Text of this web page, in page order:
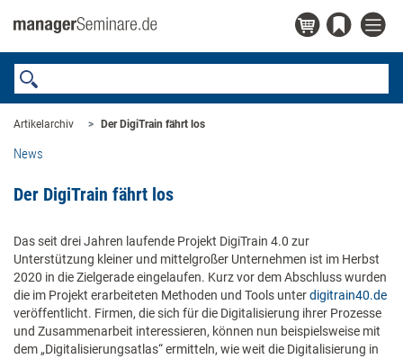
Artikelarchiv Der DigiTrain fährt los
News
Der DigiTrain fährt los
Das seit drei Jahren laufende Projekt DigiTrain 4.0 zur
Unterstützung kleiner und mittelgroßer Unternehmen ist im Herbst
2020 in die Zielgerade eingelaufen. Kurz vor dem Abschluss wurden
die im Projekt erarbeiteten Methoden und Tools unterdigitrain40.de
veröffentlicht. Firmen, die sich für die Digitalisierung ihrer Prozesse
und Zusammenarbeit interessieren, können nun beispielsweise mit
dem „Digitalisierungsatlas“ ermitteln, wie weit die Digitalisierung in